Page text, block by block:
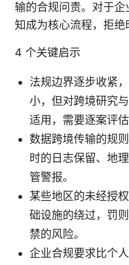
输的合规问责。对于
知成为核心流程，拒绝
4 个关键启示
法规边界逐步收紧
小，但对跨境研究
适用，需要逐案评估
数据跨境传输的规
时的日志保留、地
管警报。
某些地区的未经授
础设施的绕过，罚
禁的风险。
企业合规要求比个